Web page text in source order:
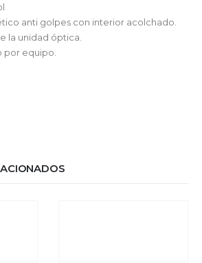
anti golpes con interior acolchado.
la unidad óptica.
por equipo.